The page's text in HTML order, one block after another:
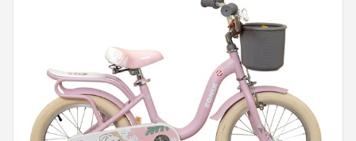
Mountainbikes
Shop
POPULAIRE MERKEN